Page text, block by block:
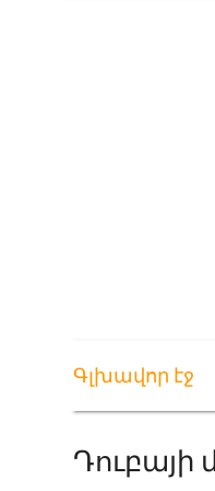
Գլխավոր էջ
Դուբայի